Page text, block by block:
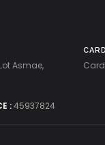
Asmae,
:45937824